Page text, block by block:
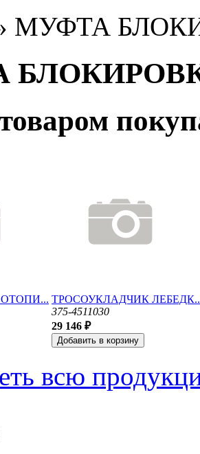
МУФТА
ТРОСОУКЛАДЧИК
375-4511030
29 146 ₽
всю